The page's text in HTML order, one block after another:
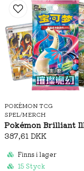
POKÉMON TCG
SPEL/MERCH
387,61 DKK
Finns i lager
15 Styck